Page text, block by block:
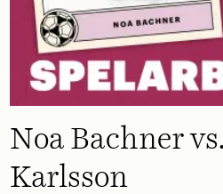
Noa Bachner
Karlsson